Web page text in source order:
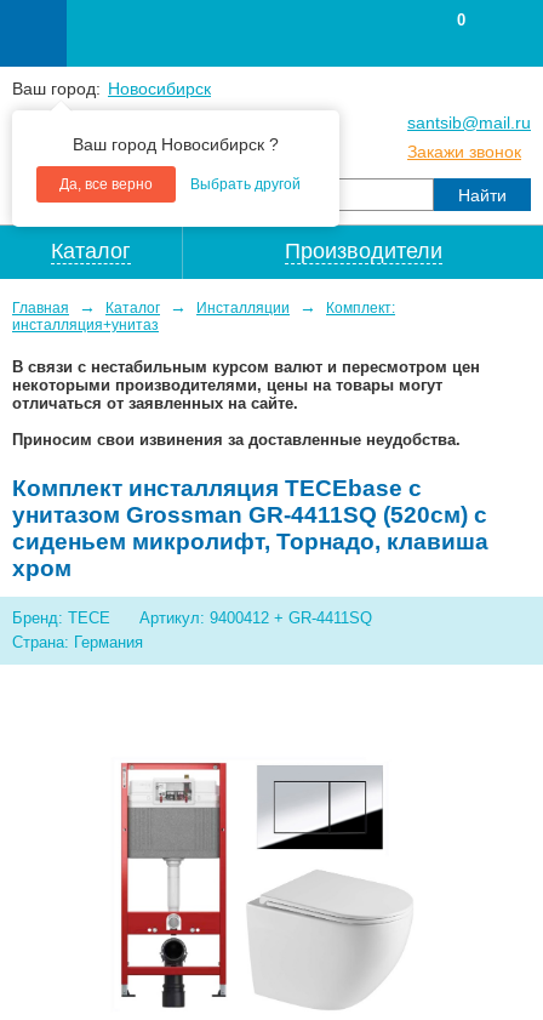
Ваш город: Новосибирск
Ваш город Новосибирск ?
Да, все верно Выбрать другой
+7(383) 213 79 30
santsib@mail.ru
Закажи звонок
0
Каталог Производители
Главная → Каталог → Инсталляции →
Комплект:
инсталляция+унитаз
В связи с нестабильным курсом валют и пересмотром цен
некоторыми производителями, цены на товары могут
отличаться от заявленных на сайте.
Приносим свои извинения за доставленные неудобства.
Комплект инсталляция TECEbase с
унитазом Grossman GR-4411SQ (520см) с
сиденьем микролифт, Торнадо, клавиша
хром
Бренд: TECE
Артикул: 9400412 + GR-4411SQ
Страна: Германия